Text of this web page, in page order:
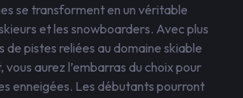
se transforment en un véritable
et les snowboarders. Avec plus
de pistes reliées au domaine skiable
vous aurez l’embarras du choix pour
enneigées. Les débutants pourront